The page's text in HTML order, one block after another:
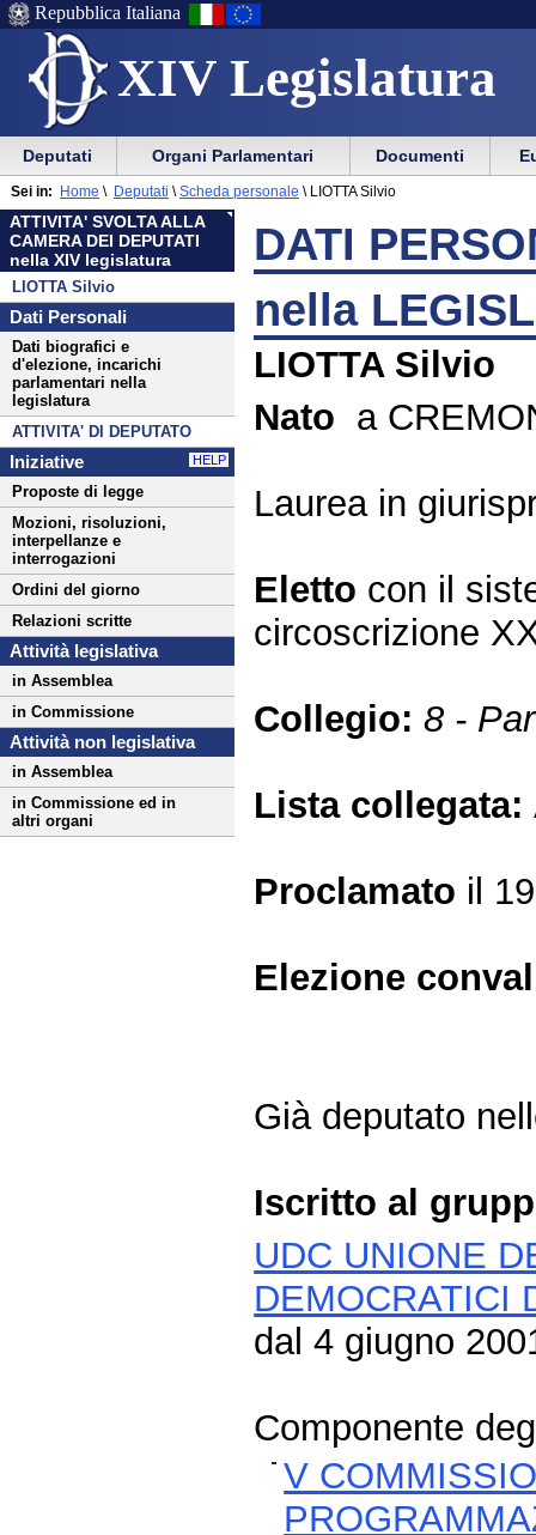
XIV Legislatura
Menu
di
ausilio
alla
navigazione
Vai
Menu
di
navigazione
principale
Repubblica Italiana
Menu
di
navigazione
principale
Vai
menu
di
sezione
Deputati Organi Parlamentari Documenti
ATTIVITA' SVOLTA ALLA
CAMERA DEI DEPUTATI
nella XIV legislatura
LIOTTA Silvio
Dati Personali
Dati biografici e
d'elezione, incarichi
parlamentari nella
legislatura
ATTIVITA' DI DEPUTATO
Iniziative HELP
Proposte di legge
Mozioni, risoluzioni,
interpellanze e
interrogazioni
Ordini del giorno
Relazioni scritte
Attività legislativa
in Assemblea
in Commissione
Attività non legislativa
in Assemblea
in Commissione ed in
altri organi
Sei in: Home \ Deputati \ Scheda personale \ LIOTTA Silvio
DATI
nella
LIOTTA Silvio
Nato a
Laurea in
Eletto con il
circoscrizione
Collegio:8 -
Lista collegata:
Proclamato il
Elezione
Già deputato
Iscritto al
UDC UNIONE
DEMOCRATICI
dal 4 giugno
Componente
V